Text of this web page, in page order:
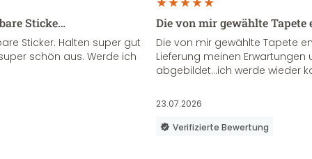
Sticke…
Sticker. Halten super gut
schön aus. Werde ich
Die von mir gewählte
Die von mir gewählte Tapete
Lieferung meinen Erwartungen
abgebildet...ich werde wieder
23.07.2026
Verifizierte Bewertung